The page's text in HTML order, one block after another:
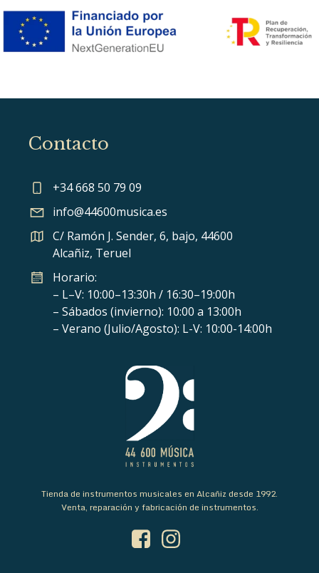
Contacto
+34 668 50 79 09
info@44600musica.es
C/ Ramón J. Sender, 6, bajo, 44600
Alcañiz, Teruel
Horario:
– L–V: 10:00–13:30h / 16:30–19:00h
– Sábados (invierno): 10:00 a 13:00h
– Verano (Julio/Agosto): L-V: 10:00-14:00h
Tienda de instrumentos musicales en Alcañiz desde 1992.
Venta, reparación y fabricación de instrumentos.